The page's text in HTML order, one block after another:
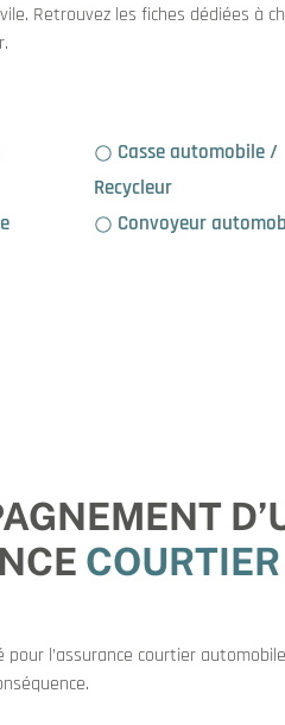
Retrouvez les fiches dédiées à
Recycleur
Convoyeur
pour l’assurance courtier